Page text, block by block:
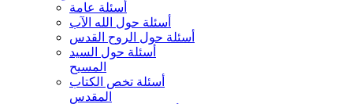
أسئلة عامة
أسئلة حول الله الآب
أسئلة حول الروح القدس
أسئلة حول السيد
المسيح
أسئلة تخص الكتاب
المقدس